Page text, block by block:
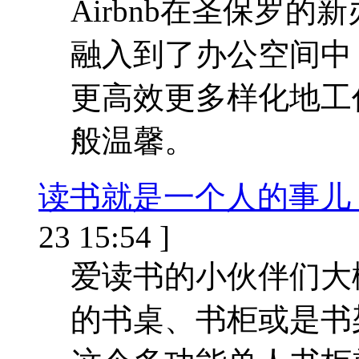
Airbnb在圣保罗的
融入到了办公空间
更高效更多样化地
般温馨。
读书就是一个人的事
23 15:54 ]
爱读书的小伙伴们
的书桌、书柜或是